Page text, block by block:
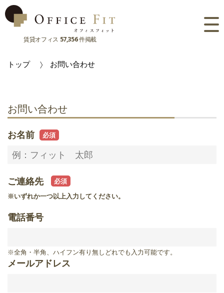
賃貸オフィス 57,356件掲載
路線
京都府
兵庫県
奈良県
滋賀県
奈良県
市区町村
兵庫県
滋賀県
閲覧履歴
トップ お問い合わせ
お問い合わせ
お名前
ご連絡先
※いずれか一つ以上入力してください。
電話番号
※全角・半角、ハイフン有り無しどれでも入力可能です。
メールアドレス